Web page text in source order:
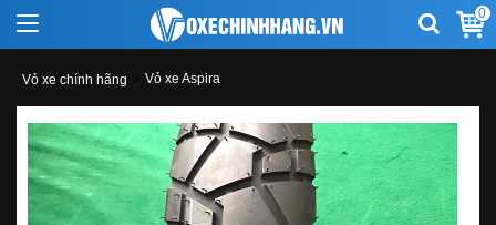
0
Vỏ xe chính hãng Vỏ xe Aspira